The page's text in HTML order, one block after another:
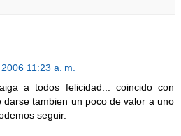
11:23 a. m.
a todos felicidad... coincido con
darse tambien un poco de valor a uno
seguir.